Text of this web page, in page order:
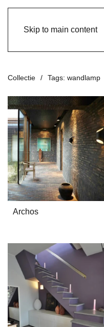
Skip to main content
Collectie Tags: wandlamp
Archos